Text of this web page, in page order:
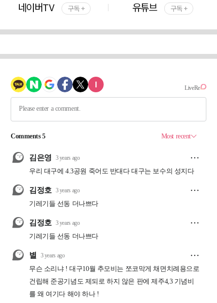
네이버TV 구독 + 유튜브 구독 +